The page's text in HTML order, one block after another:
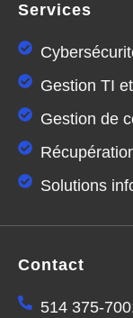
Services
Gestion TI
Gestion de
Solutions
Contact
514 375-